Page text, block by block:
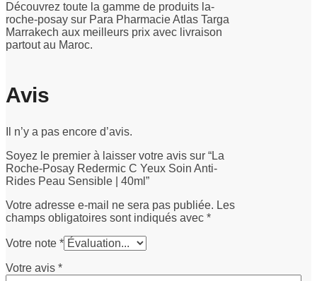
Découvrez toute la gamme de produits la-
roche-posay sur Para Pharmacie Atlas Targa
Marrakech aux meilleurs prix avec livraison
partout au Maroc.
Avis
Il n’y a pas encore d’avis.
Soyez le premier à laisser votre avis sur “La
Roche-Posay Redermic C Yeux Soin Anti-
Rides Peau Sensible | 40ml”
Votre adresse e-mail ne sera pas publiée. Les
champs obligatoires sont indiqués avec *
Votre note *
Votre avis *